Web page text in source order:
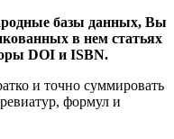
базы данных, Вы
в нем статьях
DOI и ISBN.
и точно суммировать
формул и